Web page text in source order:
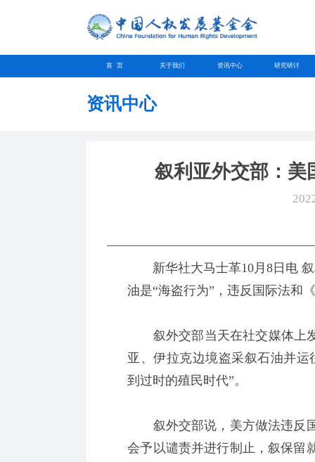
首 页 关于我们 资讯中心 研究研讨
资讯中心
叙利亚外交部：美
新华社大马士革10月8日电 叙
油是“海盗行为”，违反国际法和
叙外交部当天在社交媒体上发
亚、伊拉克边境盗采叙石油并运
到过时的殖民时代”。
叙外交部说，美方做法违反国
会予以谴责并进行制止，叙保留